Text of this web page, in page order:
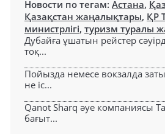
Новости по тегам: Астана,
Қазақстан жаңалықтары, ҚР
министрлігі, туризм туралы
Дубайға ұшатын рейстер
тоқ...
Пойызда немесе вокзалда
не іс...
Qanot Sharq әуе компаниясы
бағыт...